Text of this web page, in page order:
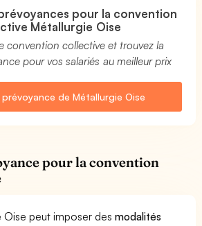
pour la convention
Métallurgie Oise
convention collective et trouvez la
pour vos salariés au meilleur prix
prévoyance de Métallurgie Oise
pour la convention
Oise peut imposer desmodalités